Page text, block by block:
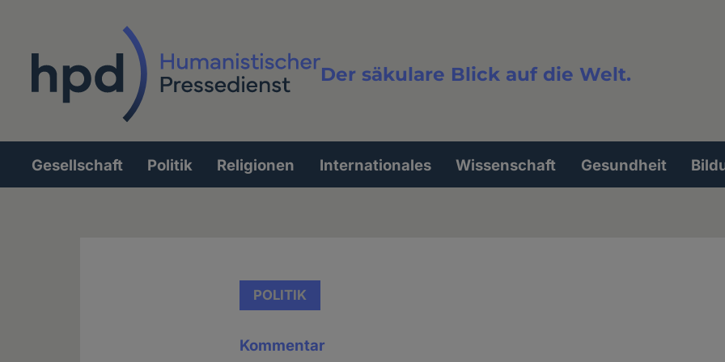
Der säkulare Blick auf die Welt.
Volltextsuche
Hauptnavigation
Gesellschaft Politik Religionen Internationales Wissenschaft Gesundheit
POLITIK
Kommentar